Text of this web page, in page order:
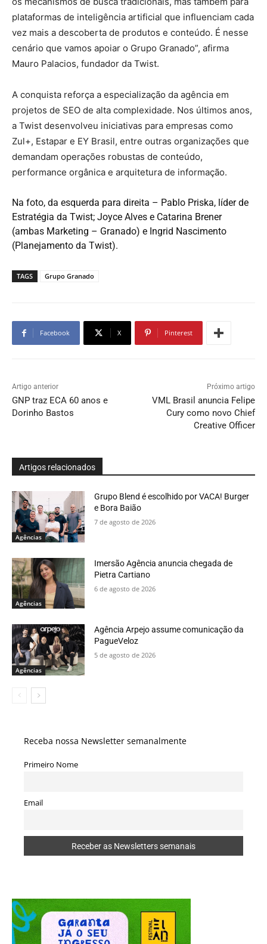
plataformas de inteligência artificial que influenciam cada
vez mais a descoberta de produtos e conteúdo. É nesse
cenário que vamos apoiar o Grupo Granado”, afirma
Mauro Palacios, fundador da Twist.
A conquista reforça a especialização da agência em
projetos de SEO de alta complexidade. Nos últimos anos,
a Twist desenvolveu iniciativas para empresas como
Zul+, Estapar e EY Brasil, entre outras organizações que
demandam operações robustas de conteúdo,
performance orgânica e arquitetura de informação.
Na foto, da esquerda para direita – Pablo Priska, líder de
Estratégia da Twist; Joyce Alves e Catarina Brener
(ambas Marketing – Granado) e Ingrid Nascimento
(Planejamento da Twist).
TAGS Grupo Granado
Facebook X Pinterest
Artigo anterior
GNP traz ECA 60 anos e
Dorinho Bastos
Próximo artigo
VML Brasil anuncia Felipe
Cury como novo Chief
Creative Officer
Artigos relacionados
Agências
Grupo Blend é escolhido por VACA! Burger
e Bora Baião
7 de agosto de 2026
Agências
Imersão Agência anuncia chegada de
Pietra Cartiano
6 de agosto de 2026
Agências
Agência Arpejo assume comunicação da
PagueVeloz
5 de agosto de 2026
Receba nossa Newsletter semanalmente
Primeiro Nome
Email